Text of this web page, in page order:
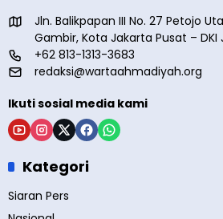
Jln. Balikpapan III No. 27 Petojo
Gambir, Kota Jakarta Pusat – DKI
+62 813-1313-3683
redaksi@wartaahmadiyah.org
Ikuti sosial media kami
Kategori
Siaran Pers